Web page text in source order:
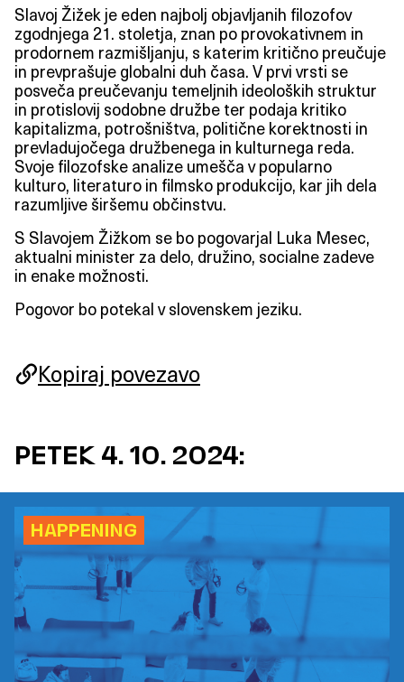
Slavoj Žižek je eden najbolj objavljanih filozofov
zgodnjega 21. stoletja, znan po provokativnem in
prodornem razmišljanju, s katerim kritično preučuje
in prevprašuje globalni duh časa. V prvi vrsti se
posveča preučevanju temeljnih ideoloških struktur
in protislovij sodobne družbe ter podaja kritiko
kapitalizma, potrošništva, politične korektnosti in
prevladujočega družbenega in kulturnega reda.
Svoje filozofske analize umešča v popularno
kulturo, literaturo in filmsko produkcijo, kar jih dela
razumljive širšemu občinstvu.
S Slavojem Žižkom se bo pogovarjal Luka Mesec,
aktualni minister za delo, družino, socialne zadeve
in enake možnosti.
Pogovor bo potekal v slovenskem jeziku.
https://2024.indigo.ooo/pogovor/
Kopiraj povezavo
PETEK 4. 10. 2024:
HAPPENING